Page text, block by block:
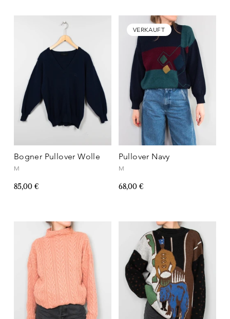
Bogner Pullover Wolle
M
85,00 €
VERKAUFT
Pullover Navy
M
68,00 €